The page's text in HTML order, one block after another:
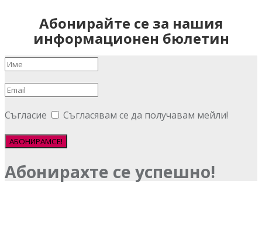
Абонирайте се за нашия
информационен бюлетин
Съгласие Съгласявам се да получавам мейли!
АБОНИРАМСЕ!
Абонирахте се успешно!